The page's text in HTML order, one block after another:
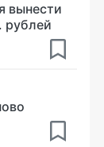
вынести
рублей